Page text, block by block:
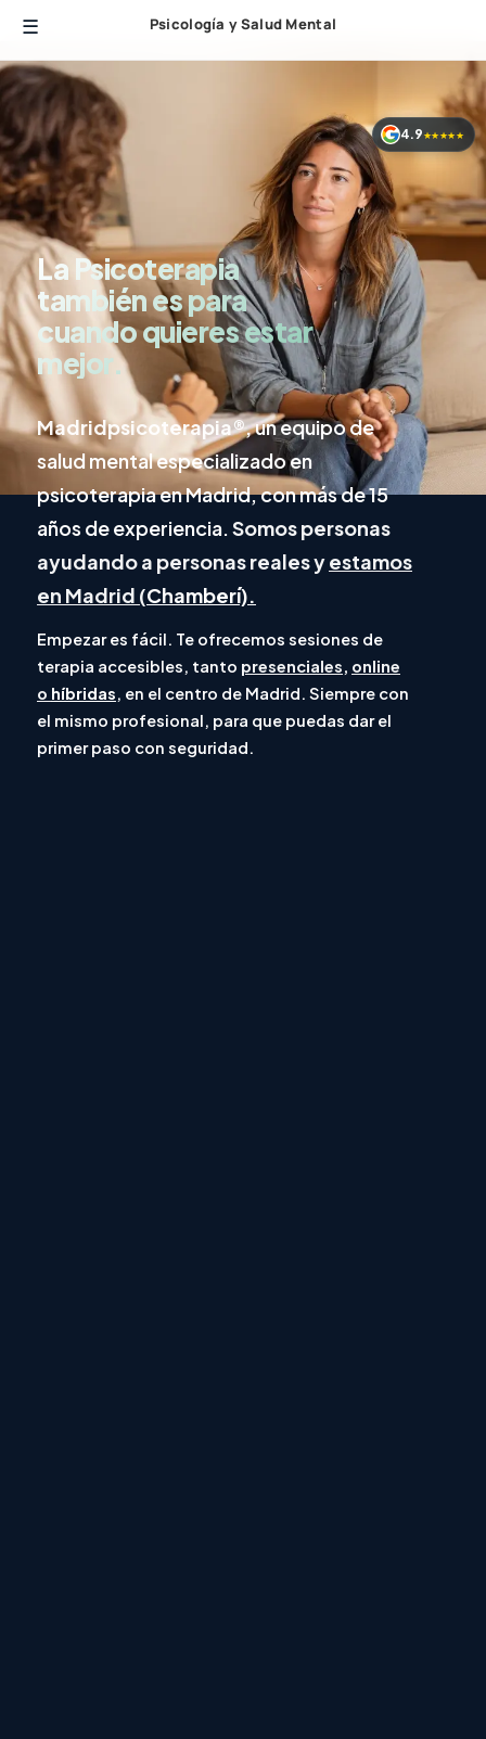
Psicología y Salud Mental
La Psicoterapia
también es para
cuando quieres estar
mejor.
Madridpsicoterapia®,un equipo de
salud mental especializado en
psicoterapia en Madrid, con más de 15
años de experiencia.Somos personas
ayudando a personas reales yestamos
en Madrid (Chamberí).
Empezar es fácil. Te ofrecemos sesiones de
terapia accesibles, tanto presenciales, online
o híbridas, en el centro de Madrid. Siempre con
el mismo profesional, para que puedas dar el
primer paso con seguridad.
4.9★★★★★